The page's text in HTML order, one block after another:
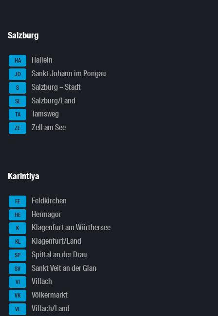
Salzburg
HA Hallein
JO Sankt Johann im Pongau
S Salzburg – Stadt
SL Salzburg/Land
TA Tamsweg
ZE Zell am See
Karintiya
FE Feldkirchen
HE Hermagor
K Klagenfurt am Wörthersee
KL Klagenfurt/Land
SP Spittal an der Drau
SV Sankt Veit an der Glan
VI Villach
VK Völkermarkt
VL Villach/Land